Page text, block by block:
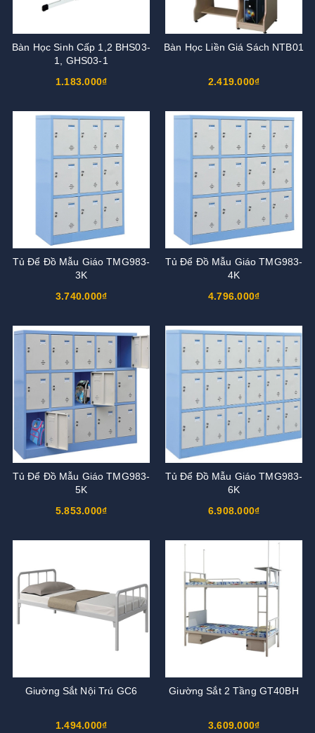
Bàn Học Sinh Cấp 1,2 BHS03-
1, GHS03-1
1.183.000₫
Bàn Học Liền Giá Sách NTB01
2.419.000₫
Tủ Để Đồ Mẫu Giáo TMG983-
3K
3.740.000₫
Tủ Để Đồ Mẫu Giáo TMG983-
4K
4.796.000₫
Tủ Để Đồ Mẫu Giáo TMG983-
5K
5.853.000₫
Tủ Để Đồ Mẫu Giáo TMG983-
6K
6.908.000₫
Giường Sắt Nội Trú GC6
1.494.000₫
Giường Sắt 2 Tầng GT40BH
3.609.000₫